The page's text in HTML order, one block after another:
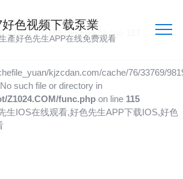
space left on device in
Z1024.COM/func.phpon line
kjzcdan.com/cache/76/33769/
such file or directory in
Z1024.COM/func.php on line 115
生IOS在线观看,好色先生APP下载IOS,好色
好色视频下载泵業
產好色先生APP在线免费观看